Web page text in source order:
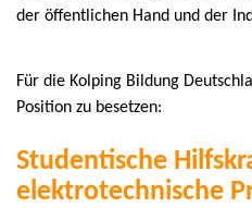
Für die Kolping Bildung
Position zu besetzen:
Studentische
elektrotechnische
der öffentlichen Hand und der